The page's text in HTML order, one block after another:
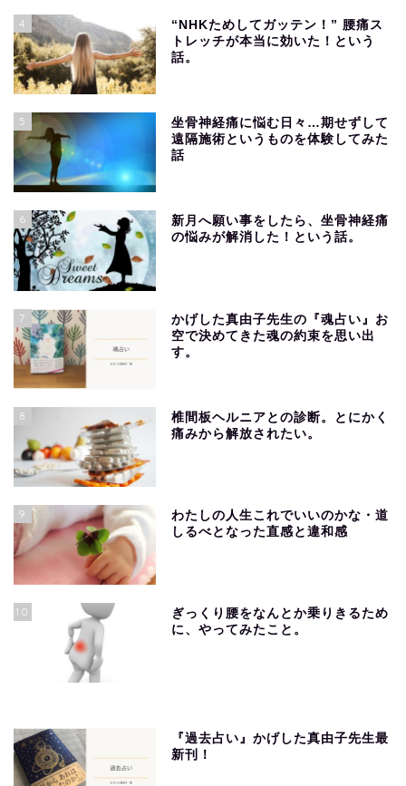
4
“NHKためしてガッテン！” 腰痛ス
トレッチが本当に効いた！という
話。
5
坐骨神経痛に悩む日々…期せずして
遠隔施術というものを体験してみた
話
6
新月へ願い事をしたら、坐骨神経痛
の悩みが解消した！という話。
7
かげした真由子先生の『魂占い』お
空で決めてきた魂の約束を思い出
す。
8
椎間板ヘルニアとの診断。とにかく
痛みから解放されたい。
9
わたしの人生これでいいのかな・道
しるべとなった直感と違和感
10
ぎっくり腰をなんとか乗りきるため
に、やってみたこと。
『過去占い』かげした真由子先生最
新刊！